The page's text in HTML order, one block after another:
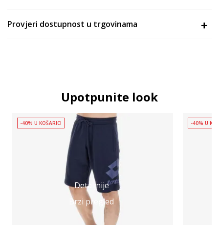
Provjeri dostupnost u trgovinama
Upotpunite look
Detaljnije
Brzi pregled
-40% U KOŠARICI -40% U